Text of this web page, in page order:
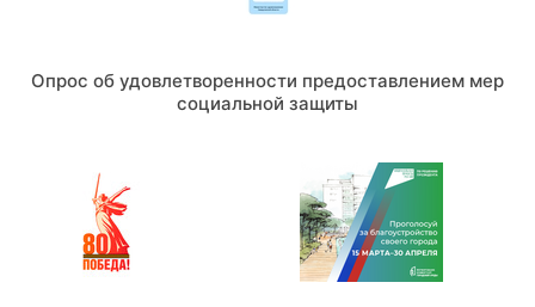
Опрос об удовлетворенности предоставлением мер
социальной защиты